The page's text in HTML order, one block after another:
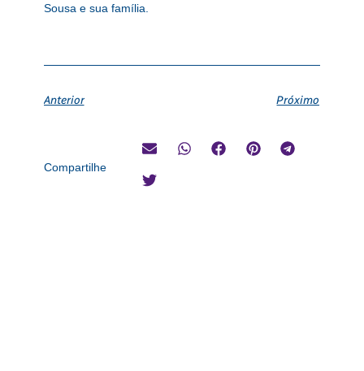
Sousa e sua família.
Anterior Próximo
Compartilhe